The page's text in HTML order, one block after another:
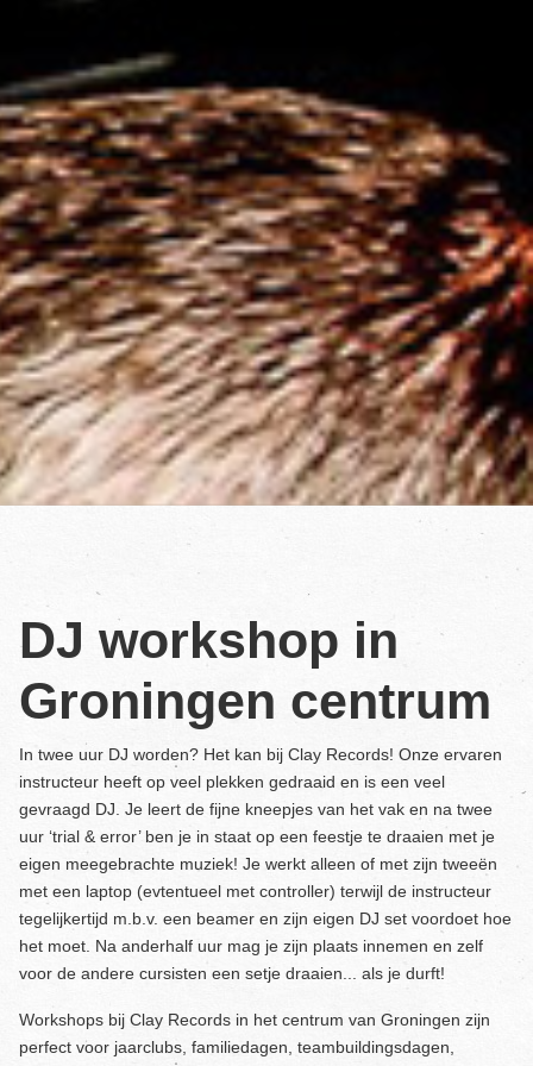
DJ workshop in
Groningen centrum
In twee uur DJ worden? Het kan bij Clay Records! Onze ervaren
instructeur heeft op veel plekken gedraaid en is een veel
gevraagd DJ. Je leert de fijne kneepjes van het vak en na twee
uur ‘trial & error’ ben je in staat op een feestje te draaien met je
eigen meegebrachte muziek! Je werkt alleen of met zijn tweeën
met een laptop (evtentueel met controller) terwijl de instructeur
tegelijkertijd m.b.v. een beamer en zijn eigen DJ set voordoet hoe
het moet. Na anderhalf uur mag je zijn plaats innemen en zelf
voor de andere cursisten een setje draaien... als je durft!
Workshops bij Clay Records in het centrum van Groningen zijn
perfect voor jaarclubs, familiedagen, teambuildingsdagen,